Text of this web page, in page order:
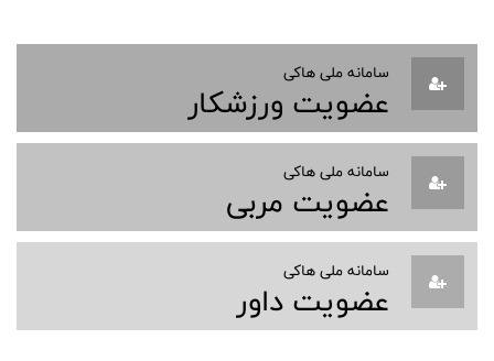
سامانه ملی هاکی
عضویت ورزشکار
سامانه ملی هاکی
عضویت مربی
سامانه ملی هاکی
عضویت داور